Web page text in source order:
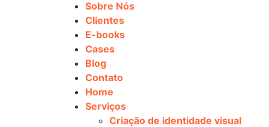
Sobre Nós
Clientes
E-books
Cases
Blog
Contato
Home
Serviços
Criação de identidade visual